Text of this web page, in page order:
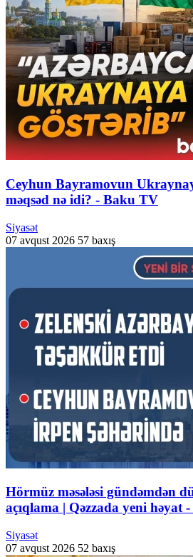
Ceyhun Bayramovun
məqsəd nə idi? - Baku TV
Siyasət
07 avqust 2026 57 baxış
Hörmüz məsələsi gündəmdən
açıqlama | Qəzzada yeni
Siyasət
07 avqust 2026 52 baxış